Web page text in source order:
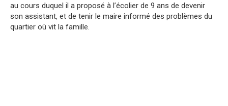
au cours duquel il a proposé à l’écolier de 9 ans de devenir
son assistant, et de tenir le maire informé des problèmes du
quartier où vit la famille.